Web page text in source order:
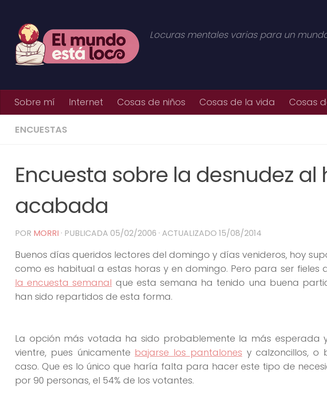
Locuras mentales varias para un
Sobre mí Internet Cosas de niños Cosas de la vida Cosas
ENCUESTAS
Encuesta sobre la desnudez
acabada
POR MORRI · PUBLICADA 05/02/2006 · ACTUALIZADO 15/08/2014
Buenos días queridos lectores del domingo y días venideros, hoy
como es habitual a estas horas y en domingo. Pero para ser fieles
la encuesta semanal que esta semana ha tenido una buena
han sido repartidos de esta forma.
La opción más votada ha sido probablemente la más
vientre, pues únicamente bajarse los pantalones y calzoncillos, o
caso. Que es lo único que haría falta para hacer este tipo de
por 90 personas, el 54% de los votantes.